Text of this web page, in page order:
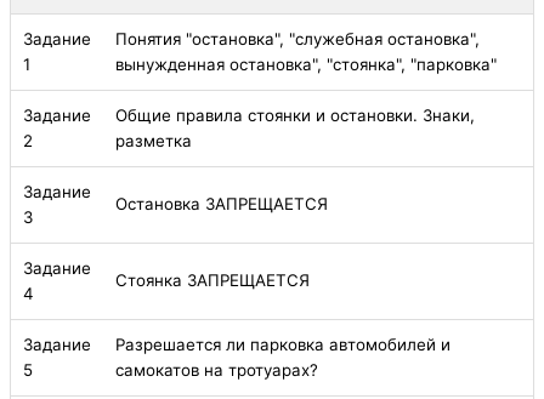
Задание
1
Понятия "остановка", "служебная остановка",
вынужденная остановка", "стоянка", "парковка"
Задание
2
Общие правила стоянки и остановки. Знаки,
разметка
Задание
3
Остановка ЗАПРЕЩАЕТСЯ
Задание
4
Стоянка ЗАПРЕЩАЕТСЯ
Задание
5
Разрешается ли парковка автомобилей и
самокатов на тротуарах?